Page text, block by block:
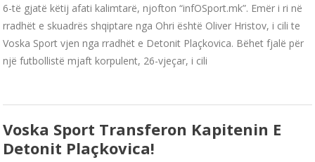
6-të gjatë këtij afati kalimtarë, njofton “infOSport.mk”. Emër i ri në
rradhët e skuadrës shqiptare nga Ohri është Oliver Hristov, i cili te
Voska Sport vjen nga rradhët e Detonit Plaçkovica. Bëhet fjalë për
një futbollistë mjaft korpulent, 26-vjeçar, i cili
Voska Sport Transferon Kapitenin E
Detonit Plaçkovica!